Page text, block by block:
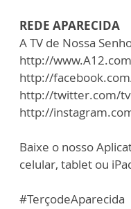
REDE APARECIDA
A TV de Nossa
http://
http://
http://twitter.com/
http://
Baixe o nosso
celular, tablet ou
#TerçodeAparecida